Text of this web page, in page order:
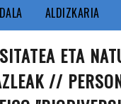
ALDIZKARIA
ETA
//